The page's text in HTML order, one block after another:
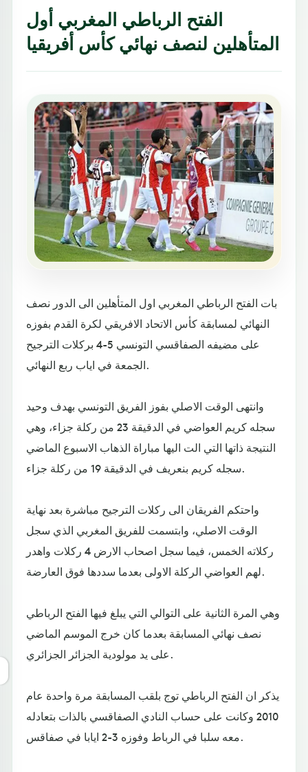
الفتح الرباطي المغربي أول
المتأهلين لنصف نهائي كأس أفريقيا
بات الفتح الرباطي المغربي اول المتأهلين الى الدور نصف
النهائي لمسابقة كأس الاتحاد الافريقي لكرة القدم بفوزه
على مضيفه الصفاقسي التونسي 5-4 بركلات الترجيح
الجمعة في اياب ربع النهائي.
وانتهى الوقت الاصلي بفوز الفريق التونسي بهدف وحيد
سجله كريم العواضي في الدقيقة 23 من ركلة جزاء، وهي
النتيجة ذاتها التي الت اليها مباراة الذهاب الاسبوع الماضي
سجله كريم بنعريف في الدقيقة 19 من ركلة جزاء.
واحتكم الفريقان الى ركلات الترجيح مباشرة بعد نهاية
الوقت الاصلي، وابتسمت للفريق المغربي الذي سجل
ركلاته الخمس، فيما سجل اصحاب الارض 4 ركلات واهدر
لهم العواضي الركلة الاولى بعدما سددها فوق العارضة.
وهي المرة الثانية على التوالي التي يبلغ فيها الفتح الرباطي
نصف نهائي المسابقة بعدما كان خرج الموسم الماضي
على يد مولودية الجزائر الجزائري.
يذكر ان الفتح الرباطي توج بلقب المسابقة مرة واحدة عام
2010 وكانت على حساب النادي الصفاقسي بالذات بتعادله
معه سلبا في الرباط وفوزه 3-2 ايابا في صفاقس.